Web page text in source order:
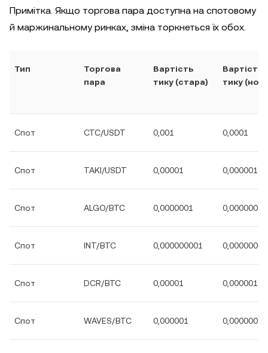
Примітка. Якщо торгова пара доступна на спотовому
й маржинальному ринках, зміна торкнеться їх обох.
Тип
Торгова
пара
Вартість
тику (стара)
Вартість
тику
Спот CTC/USDT 0,001 0,0001
Спот TAKI/USDT 0,00001 0,000001
Спот ALGO/BTC 0,0000001 0,00000001
Спот INT/BTC 0,000000001
Спот DCR/BTC 0,00001 0,000001
Спот WAVES/BTC 0,000001 0,0000001